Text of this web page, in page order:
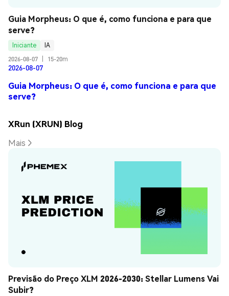
Guia Morpheus: O que é, como funciona e para que
serve?
Iniciante
IA
2026-08-07
15-20m
2026-08-07
Guia Morpheus: O que é, como funciona e para que
serve?
XRun (XRUN) Blog
Mais
Previsão do Preço XLM 2026-2030: Stellar Lumens Vai
Subir?